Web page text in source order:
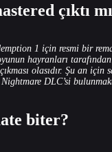
çıktı
1 için resmi bir
hayranları
olasıdır. Şu an için
DLC’si
biter?